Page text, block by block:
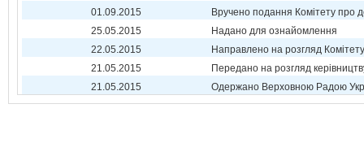
01.09.2015
Вручено подання Комітету про
25.05.2015
Надано для ознайомлення
22.05.2015
Направлено на розгляд Комітету
21.05.2015
Передано на розгляд
21.05.2015
Одержано Верховною Радою